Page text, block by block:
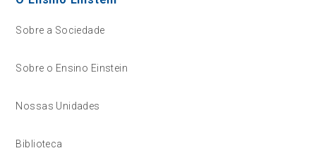
Sobre a Sociedade
Sobre o Ensino Einstein
Nossas Unidades
Biblioteca